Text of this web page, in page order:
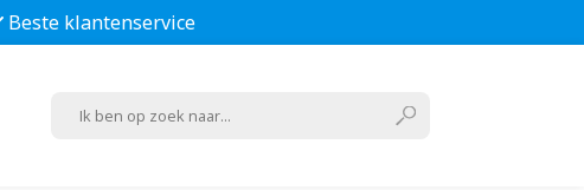
Beste klantenservice